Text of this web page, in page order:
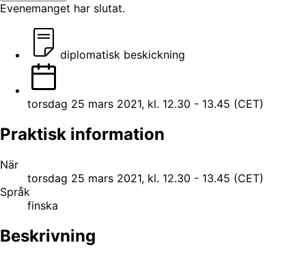
Evenemanget har slutat.
diplomatisk beskickning
torsdag 25 mars 2021, kl. 12.30 - 13.45 (CET)
Praktisk information
När
torsdag 25 mars 2021, kl. 12.30 - 13.45 (CET)
Språk
finska
Beskrivning